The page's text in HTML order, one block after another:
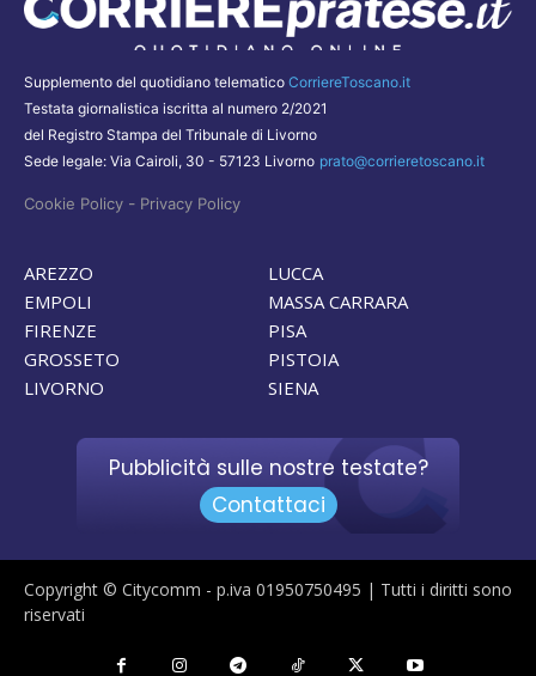
Supplemento del quotidiano telematico CorriereToscano.it
Testata giornalistica iscritta al numero 2/2021
del Registro Stampa del Tribunale di Livorno
Sede legale: Via Cairoli, 30 - 57123 Livorno prato@corrieretoscano.it
Cookie Policy - Privacy Policy
AREZZO
EMPOLI
FIRENZE
GROSSETO
LIVORNO
LUCCA
MASSA CARRARA
PISA
PISTOIA
SIENA
Pubblicità sulle nostre testate?
Contattaci
Copyright © Citycomm - p.iva 01950750495 | Tutti i diritti sono
riservati